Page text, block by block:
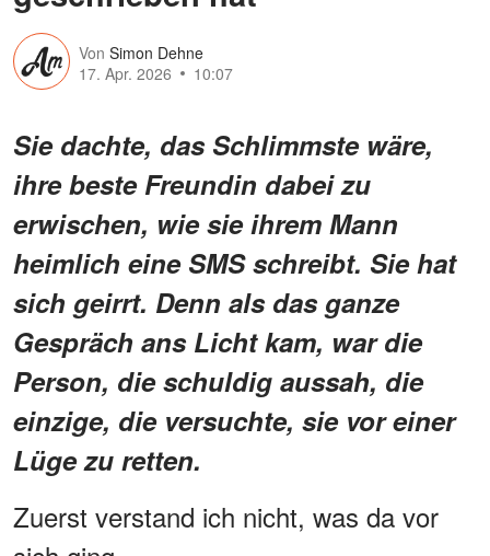
Von Simon Dehne
17. Apr. 2026
10:07
Sie dachte, das Schlimmste wäre,
ihre beste Freundin dabei zu
erwischen, wie sie ihrem Mann
heimlich eine SMS schreibt. Sie hat
sich geirrt. Denn als das ganze
Gespräch ans Licht kam, war die
Person, die schuldig aussah, die
einzige, die versuchte, sie vor einer
Lüge zu retten.
Zuerst verstand ich nicht, was da vor